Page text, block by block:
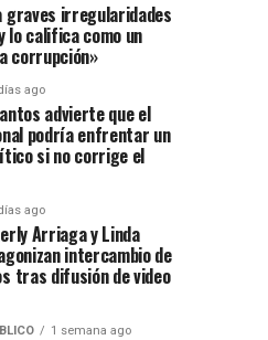
graves irregularidades
lo califica como un
corrupción»
ago
advierte que el
podría enfrentar un
si no corrige el
ago
Arriaga y Linda
intercambio de
tras difusión de video
1 semana ago